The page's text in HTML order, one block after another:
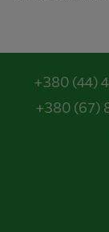
+380 (44)
+380 (67)